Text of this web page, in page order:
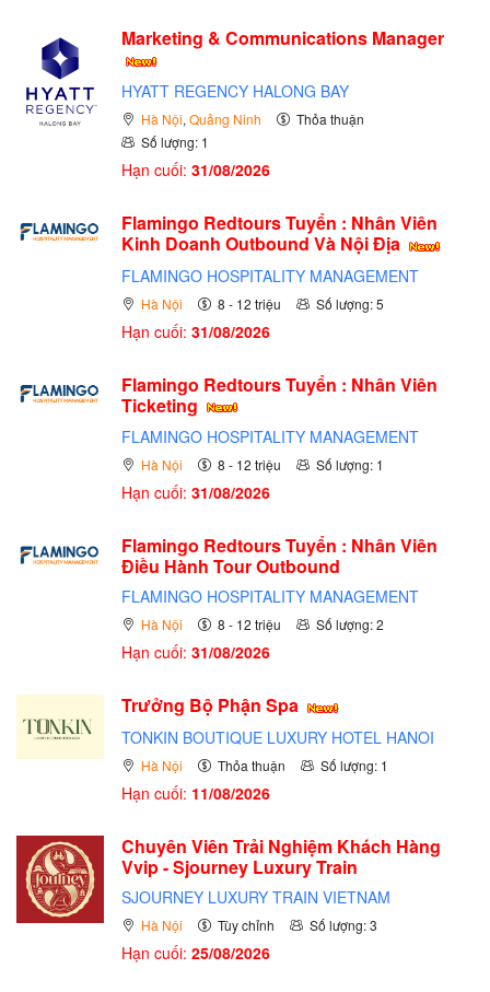
Marketing & Communications Manager
HYATT REGENCY HALONG BAY
Hà Nội, Quảng Ninh
Thỏa thuận
Số lượng: 1
Hạn cuối: 31/08/2026
Flamingo Redtours Tuyển : Nhân Viên
Kinh Doanh Outbound Và Nội Địa
FLAMINGO HOSPITALITY MANAGEMENT
Hà Nội 8 - 12 triệu Số lượng: 5
Hạn cuối: 31/08/2026
Flamingo Redtours Tuyển : Nhân Viên
Ticketing
FLAMINGO HOSPITALITY MANAGEMENT
Hà Nội 8 - 12 triệu Số lượng: 1
Hạn cuối: 31/08/2026
Flamingo Redtours Tuyển : Nhân Viên
Điều Hành Tour Outbound
FLAMINGO HOSPITALITY MANAGEMENT
Hà Nội 8 - 12 triệu Số lượng: 2
Hạn cuối: 31/08/2026
Trưởng Bộ Phận Spa
TONKIN BOUTIQUE LUXURY HOTEL HANOI
Hà Nội Thỏa thuận Số lượng: 1
Hạn cuối: 11/08/2026
Chuyên Viên Trải Nghiệm Khách Hàng
Vvip - Sjourney Luxury Train
SJOURNEY LUXURY TRAIN VIETNAM
Hà Nội Tùy chỉnh Số lượng: 3
Hạn cuối: 25/08/2026